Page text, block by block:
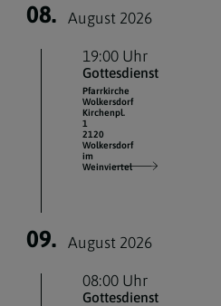
08. August 2026
19:00 Uhr
Gottesdienst
Pfarrkirche
Wolkersdorf
Kirchenpl.
1
2120
Wolkersdorf
im
Weinviertel
09. August 2026
08:00 Uhr
Gottesdienst